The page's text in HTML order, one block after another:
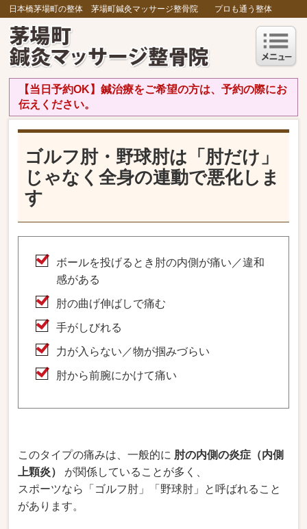
日本橋茅場町の整体 茅場町鍼灸マッサージ整骨院 プロも通う整体
【当日予約OK】鍼治療をご希望の方は、予約の際にお
伝えください。
ゴルフ肘・野球肘は「肘だけ」
じゃなく全身の連動で悪化しま
す
ボールを投げるとき肘の内側が痛い／違和
感がある
肘の曲げ伸ばしで痛む
手がしびれる
力が入らない／物が掴みづらい
肘から前腕にかけて痛い
このタイプの痛みは、一般的に 肘の内側の炎症（内側
上顆炎）
が関係していることが多く、
スポーツなら「ゴルフ肘」「野球肘」と呼ばれること
があります。